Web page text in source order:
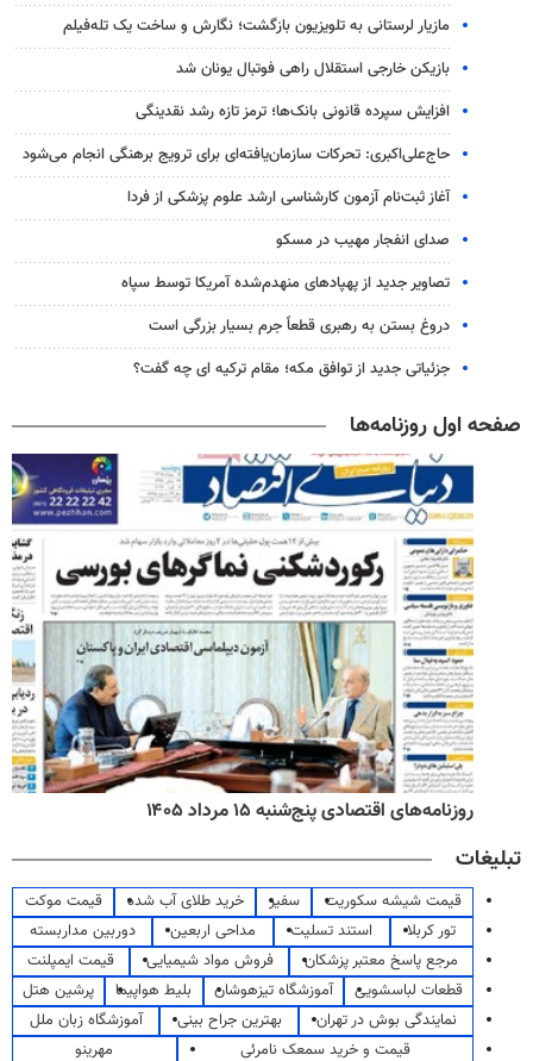
مازیار لرستانی به تلویزیون بازگشت؛ نگارش و ساخت یک تله‌فیلم
بازیکن خارجی استقلال راهی فوتبال یونان شد
افزایش سپرده قانونی بانک‌ها؛ ترمز تازه رشد نقدینگی
حاج‌علی‌اکبری: تحرکات سازمان‌یافته‌ای برای ترویج برهنگی انجام می‌شود
آغاز ثبت‌نام‌ آزمون کارشناسی ارشد علوم پزشکی از فردا
صدای انفجار مهیب در مسکو
تصاویر جدید از پهپادهای منهدم‌شده آمریکا توسط سپاه
دروغ بستن به رهبری قطعاً جرم بسیار بزرگی است
جزئیاتی جدید از توافق مکه؛ مقام ترکیه ای چه گفت؟
صفحه اول روزنامه‌ها
روزنامه‌های اقتصادی پنج‌شنبه ۱۵ مرداد ۱۴۰۵
تبلیغات
قیمت شیشه سکوریت سفیر خرید طلای آب شده
قیمت موکت
تور کربلا
استند تسلیت مداحی اربعین
دوربین مداربسته
مرجع پاسخ معتبر پزشکان
فروش مواد شیمیایی
قیمت ایمپلنت
قطعات لباسشویی
آموزشگاه تیزهوشان بلیط هواپیما
پرشین هتل
نمایندگی بوش در تهران
بهترین جراح بینی
آموزشگاه زبان ملل
قیمت و خرید سمعک نامرئی
مهرینو